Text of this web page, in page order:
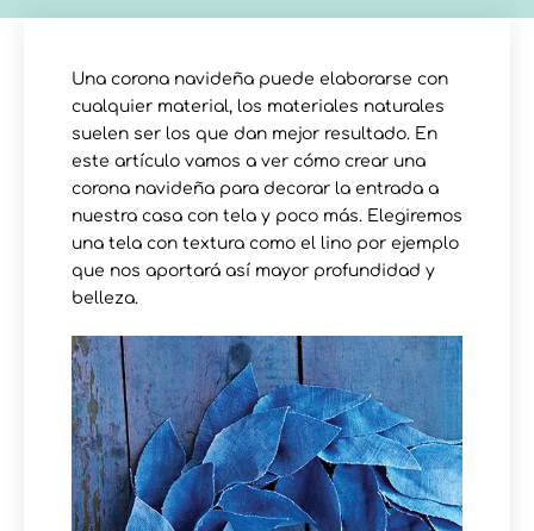
Una corona navideña puede elaborarse con
cualquier material, los materiales naturales
suelen ser los que dan mejor resultado. En
este artículo vamos a ver cómo crear una
corona navideña para decorar la entrada a
nuestra casa con tela y poco más. Elegiremos
una tela con textura como el lino por ejemplo
que nos aportará así mayor profundidad y
belleza.